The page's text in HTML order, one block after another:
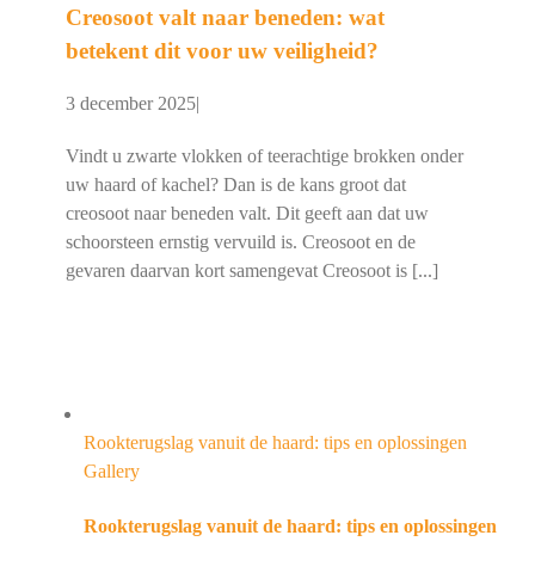
Creosoot valt naar beneden: wat
betekent dit voor uw veiligheid?
3 december 2025|
Vindt u zwarte vlokken of teerachtige brokken onder
uw haard of kachel? Dan is de kans groot dat
creosoot naar beneden valt. Dit geeft aan dat uw
schoorsteen ernstig vervuild is. Creosoot en de
gevaren daarvan kort samengevat Creosoot is [...]
Rookterugslag vanuit de haard: tips en oplossingen
Gallery
Rookterugslag vanuit de haard: tips en oplossingen